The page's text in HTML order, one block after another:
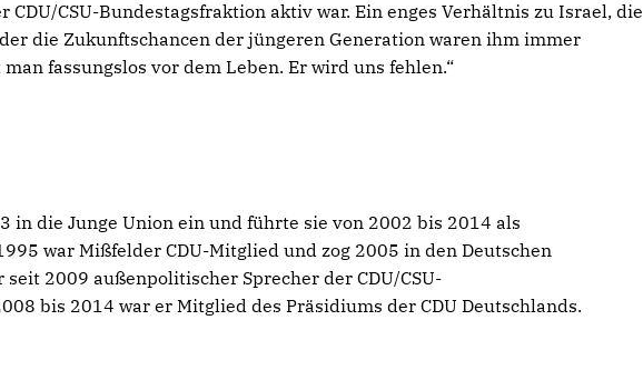
CSU-Bundestagsfraktion aktiv war. Ein enges Verhältnis zu Israel, die
die Zukunftschancen der jüngeren Generation waren ihm immer
fassungslos vor dem Leben. Er wird uns fehlen.“
in die Junge Union ein und führte sie von 2002 bis 2014 als
war Mißfelder CDU-Mitglied und zog 2005 in den Deutschen
seit 2009 außenpolitischer Sprecher der CDU/CSU-
bis 2014 war er Mitglied des Präsidiums der CDU Deutschlands.